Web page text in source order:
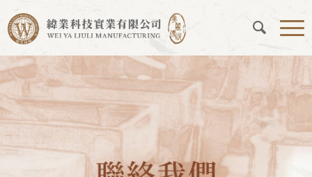
聯絡我們
您現在的位置： 首頁 / 聯絡我們